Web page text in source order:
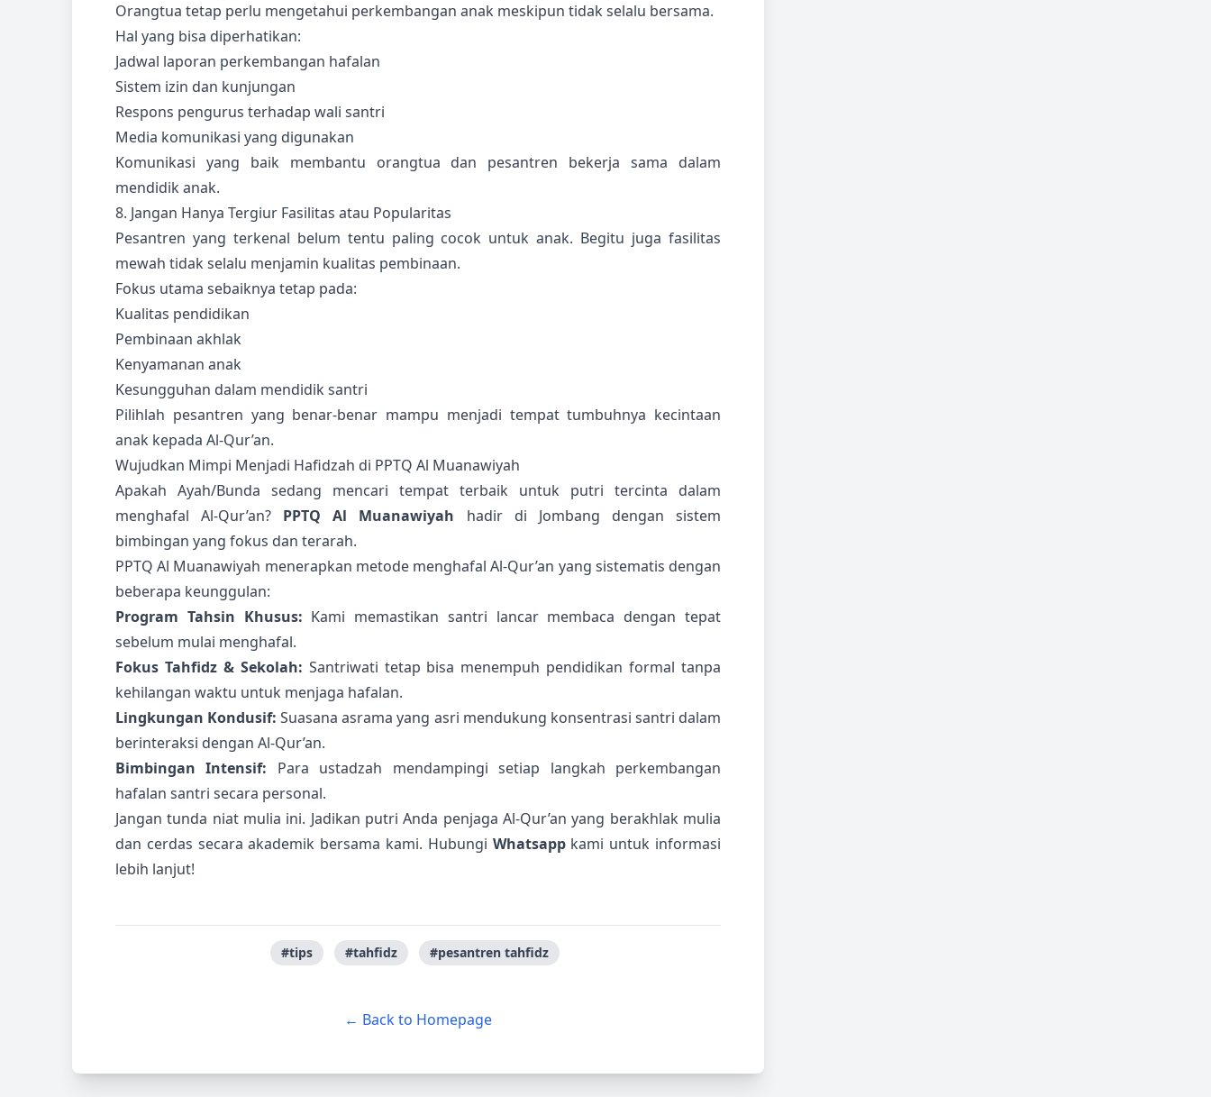
Orangtua tetap perlu mengetahui perkembangan anak meskipun tidak selalu bersama.
Hal yang bisa diperhatikan:
Jadwal laporan perkembangan hafalan
Sistem izin dan kunjungan
Respons pengurus terhadap wali santri
Media komunikasi yang digunakan
Komunikasi yang baik membantu orangtua dan pesantren bekerja sama dalam
mendidik anak.
8. Jangan Hanya Tergiur Fasilitas atau Popularitas
Pesantren yang terkenal belum tentu paling cocok untuk anak. Begitu juga fasilitas
mewah tidak selalu menjamin kualitas pembinaan.
Fokus utama sebaiknya tetap pada:
Kualitas pendidikan
Pembinaan akhlak
Kenyamanan anak
Kesungguhan dalam mendidik santri
Pilihlah pesantren yang benar-benar mampu menjadi tempat tumbuhnya kecintaan
anak kepada Al-Qur’an.
Wujudkan Mimpi Menjadi Hafidzah di PPTQ Al Muanawiyah
Apakah Ayah/Bunda sedang mencari tempat terbaik untuk putri tercinta dalam
menghafal Al-Qur’an? PPTQ Al Muanawiyah hadir di Jombang dengan sistem
bimbingan yang fokus dan terarah.
PPTQ Al Muanawiyah menerapkan metode menghafal Al-Qur’an yang sistematis dengan
beberapa keunggulan:
Program Tahsin Khusus: Kami memastikan santri lancar membaca dengan tepat
sebelum mulai menghafal.
Fokus Tahfidz & Sekolah: Santriwati tetap bisa menempuh pendidikan formal tanpa
kehilangan waktu untuk menjaga hafalan.
Lingkungan Kondusif: Suasana asrama yang asri mendukung konsentrasi santri dalam
berinteraksi dengan Al-Qur’an.
Bimbingan Intensif: Para ustadzah mendampingi setiap langkah perkembangan
hafalan santri secara personal.
Jangan tunda niat mulia ini. Jadikan putri Anda penjaga Al-Qur’an yang berakhlak mulia
dan cerdas secara akademik bersama kami. Hubungi Whatsappkami untuk informasi
lebih lanjut!
#tips #tahfidz #pesantren tahfidz
← Back to Homepage